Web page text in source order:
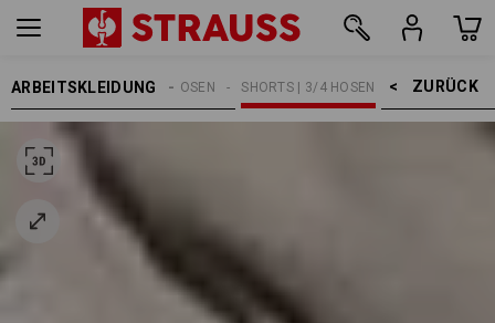
ARBEITSKLEIDUNG ZURÜCK    >
SHORTS | 3/4 HOSEN
ARBEITSHOSEN
HERREN